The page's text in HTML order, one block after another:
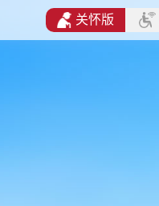
关怀版